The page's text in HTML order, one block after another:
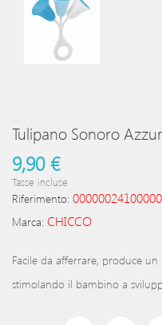
Tulipano Sonoro
9,90 €
Tasse incluse
Riferimento: 00000024100000
Marca: CHICCO
Facile da afferrare, produce
stimolando il bambino a